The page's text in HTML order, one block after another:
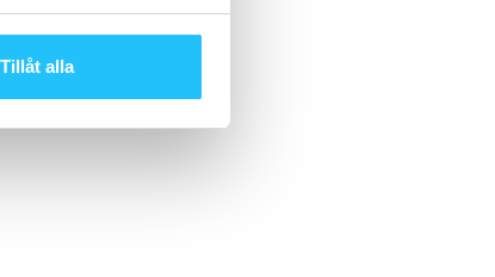
Tillåt alla